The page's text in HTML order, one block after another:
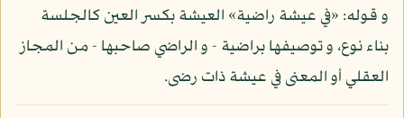
و قوله: «في عيشة راضية» العيشة بكسر العين كالجلسة
بناء نوع، و توصيفها براضية - و الراضي صاحبها - من المجاز
العقلي أو المعنى في عيشة ذات رضى.